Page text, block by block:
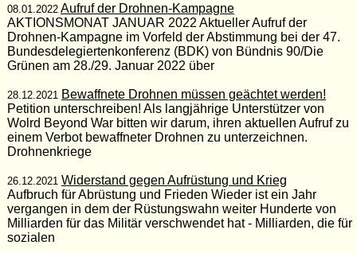
08.01.2022 Aufruf der Drohnen-Kampagne
AKTIONSMONAT JANUAR 2022 Aktueller Aufruf der
Drohnen-Kampagne im Vorfeld der Abstimmung bei der 47.
Bundesdelegiertenkonferenz (BDK) von Bündnis 90/Die
Grünen am 28./29. Januar 2022 über
28.12.2021 Bewaffnete Drohnen müssen geächtet werden!
Petition unterschreiben! Als langjährige Unterstützer von
Wolrd Beyond War bitten wir darum, ihren aktuellen Aufruf zu
einem Verbot bewaffneter Drohnen zu unterzeichnen.
Drohnenkriege
26.12.2021 Widerstand gegen Aufrüstung und Krieg
Aufbruch für Abrüstung und Frieden Wieder ist ein Jahr
vergangen in dem der Rüstungswahn weiter Hunderte von
Milliarden für das Militär verschwendet hat - Milliarden, die für
sozialen